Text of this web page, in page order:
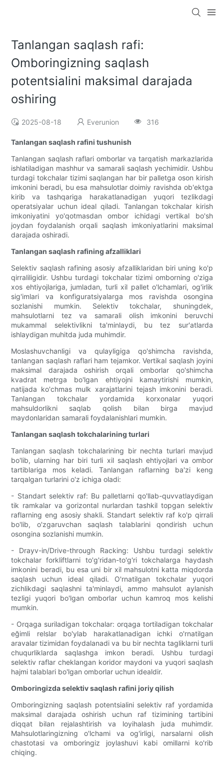
Tanlangan saqlash rafi:
Omboringizning saqlash
potentsialini maksimal darajada
oshiring
2025-08-18 Everunion 316
Tanlangan saqlash rafini tushunish
Tanlangan saqlash raflari omborlar va tarqatish markazlarida
ishlatiladigan mashhur va samarali saqlash yechimidir. Ushbu
turdagi tokchalar tizimi saqlangan har bir palletga oson kirish
imkonini beradi, bu esa mahsulotlar doimiy ravishda ob'ektga
kirib va tashqariga harakatlanadigan yuqori tezlikdagi
operatsiyalar uchun ideal qiladi. Tanlangan tokchalar kirish
imkoniyatini yo'qotmasdan ombor ichidagi vertikal bo'sh
joydan foydalanish orqali saqlash imkoniyatlarini maksimal
darajada oshiradi.
Tanlangan saqlash rafining afzalliklari
Selektiv saqlash rafining asosiy afzalliklaridan biri uning ko'p
qirraliligidir. Ushbu turdagi tokchalar tizimi omborning o'ziga
xos ehtiyojlariga, jumladan, turli xil pallet o'lchamlari, og'irlik
sig'imlari va konfiguratsiyalarga mos ravishda osongina
sozlanishi mumkin. Selektiv tokchalar, shuningdek,
mahsulotlarni tez va samarali olish imkonini beruvchi
mukammal selektivlikni ta'minlaydi, bu tez sur'atlarda
ishlaydigan muhitda juda muhimdir.
Moslashuvchanligi va qulayligiga qo'shimcha ravishda,
tanlangan saqlash raflari ham tejamkor. Vertikal saqlash joyini
maksimal darajada oshirish orqali omborlar qo'shimcha
kvadrat metrga bo'lgan ehtiyojni kamaytirishi mumkin,
natijada ko'chmas mulk xarajatlarini tejash imkonini beradi.
Tanlangan tokchalar yordamida korxonalar yuqori
mahsuldorlikni saqlab qolish bilan birga mavjud
maydonlaridan samarali foydalanishlari mumkin.
Tanlangan saqlash tokchalarining turlari
Tanlangan saqlash tokchalarining bir nechta turlari mavjud
bo'lib, ularning har biri turli xil saqlash ehtiyojlari va ombor
tartiblariga mos keladi. Tanlangan raflarning ba'zi keng
tarqalgan turlarini o'z ichiga oladi:
- Standart selektiv raf: Bu palletlarni qo'llab-quvvatlaydigan
tik ramkalar va gorizontal nurlardan tashkil topgan selektiv
raflarning eng asosiy shakli. Standart selektiv raf ko'p qirrali
bo'lib, o'zgaruvchan saqlash talablarini qondirish uchun
osongina sozlanishi mumkin.
- Drayv-in/Drive-through Racking: Ushbu turdagi selektiv
tokchalar forkliftlarni to'g'ridan-to'g'ri tokchalarga haydash
imkonini beradi, bu esa uni bir xil mahsulotni katta miqdorda
saqlash uchun ideal qiladi. O'rnatilgan tokchalar yuqori
zichlikdagi saqlashni ta'minlaydi, ammo mahsulot aylanish
tezligi yuqori bo'lgan omborlar uchun kamroq mos kelishi
mumkin.
- Orqaga suriladigan tokchalar: orqaga tortiladigan tokchalar
eğimli relslar bo'ylab harakatlanadigan ichki o'rnatilgan
aravalar tizimidan foydalanadi va bu bir nechta tagliklarni turli
chuqurliklarda saqlashga imkon beradi. Ushbu turdagi
selektiv raflar cheklangan koridor maydoni va yuqori saqlash
hajmi talablari bo'lgan omborlar uchun idealdir.
Omboringizda selektiv saqlash rafini joriy qilish
Omboringizning saqlash potentsialini selektiv raf yordamida
maksimal darajada oshirish uchun raf tizimining tartibini
diqqat bilan rejalashtirish va loyihalash juda muhimdir.
Mahsulotlaringizning o'lchami va og'irligi, narsalarni olish
chastotasi va omboringiz joylashuvi kabi omillarni ko'rib
chiqing.